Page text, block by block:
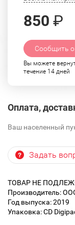
850 ₽
Сообщить о
Вы можете
течение 14 дней
Оплата,
Ваш населенный
Задать
ТОВАР НЕ
Производитель:
Год выпуска: 2019
Упаковка: CD